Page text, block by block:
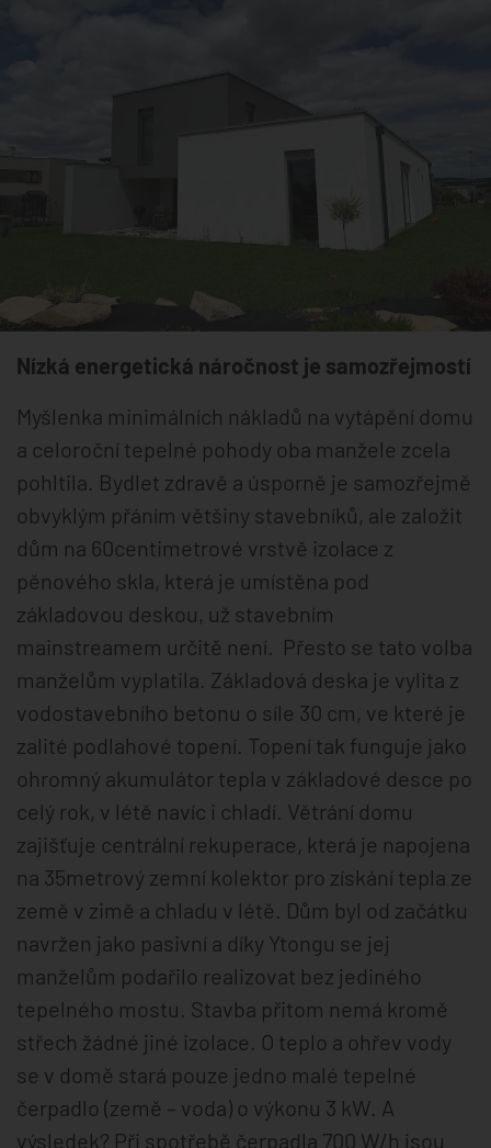
Nízká energetická náročnost je samozřejmostí
Myšlenka minimálních nákladů na vytápění domu
a celoroční tepelné pohody oba manžele zcela
pohltila. Bydlet zdravě a úsporně je samozřejmě
obvyklým přáním většiny stavebníků, ale založit
dům na 60centimetrové vrstvě izolace z
pěnového skla, která je umístěna pod
základovou deskou, už stavebním
mainstreamem určitě není. Přesto se tato volba
manželům vyplatila. Základová deska je vylita z
vodostavebního betonu o síle 30 cm, ve které je
zalité podlahové topení. Topení tak funguje jako
ohromný akumulátor tepla v základové desce po
celý rok, v létě navíc i chladí. Větrání domu
zajišťuje centrální rekuperace, která je napojena
na 35metrový zemní kolektor pro získání tepla ze
země v zimě a chladu v létě. Dům byl od začátku
navržen jako pasivní a díky Ytongu se jej
manželům podařilo realizovat bez jediného
tepelného mostu. Stavba přitom nemá kromě
střech žádné jiné izolace. O teplo a ohřev vody
se v domě stará pouze jedno malé tepelné
čerpadlo (země – voda) o výkonu 3 kW. A
výsledek? Při spotřebě čerpadla 700 W/h jsou